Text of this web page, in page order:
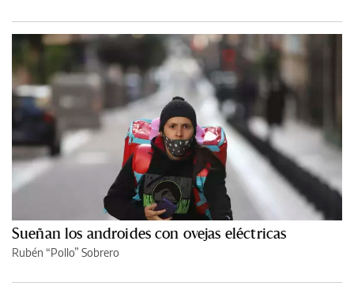
Sueñan los androides con ovejas eléctricas
Rubén “Pollo” Sobrero